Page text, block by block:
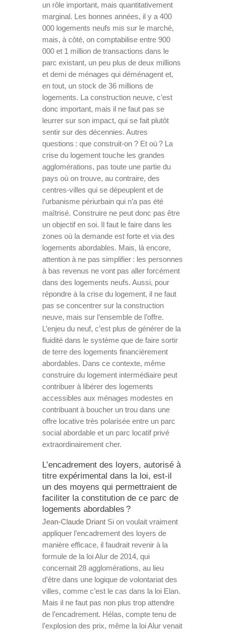
un rôle important, mais quantitativement
marginal. Les bonnes années, il y a 400
000 logements neufs mis sur le marché,
mais, à côté, on comptabilise entre 900
000 et 1 million de transactions dans le
parc existant, un peu plus de deux millions
et demi de ménages qui déménagent et,
en tout, un stock de 36 millions de
logements. La construction neuve, c’est
donc important, mais il ne faut pas se
leurrer sur son impact, qui se fait plutôt
sentir sur des décennies. Autres
questions : que construit-on ? Et où ? La
crise du logement touche les grandes
agglomérations, pas toute une partie du
pays où on trouve, au contraire, des
centres-villes qui se dépeuplent et de
l’urbanisme périurbain qui n’a pas été
maîtrisé. Construire ne peut donc pas être
un objectif en soi. Il faut le faire dans les
zones où la demande est forte et via des
logements abordables. Mais, là encore,
attention à ne pas simplifier : les personnes
à bas revenus ne vont pas aller forcément
dans des logements neufs. Aussi, pour
répondre à la crise du logement, il ne faut
pas se concentrer sur la construction
neuve, mais sur l’ensemble de l’offre.
L’enjeu du neuf, c’est plus de générer de la
fluidité dans le système que de faire sortir
de terre des logements financièrement
abordables. Dans ce contexte, même
construire du logement intermédiaire peut
contribuer à libérer des logements
accessibles aux ménages modestes en
contribuant à boucher un trou dans une
offre locative très polarisée entre un parc
social abordable et un parc locatif privé
extraordinairement cher.
L’encadrement des loyers, autorisé à
titre expérimental dans la loi, est-il
un des moyens qui permettraient de
faciliter la constitution de ce parc de
logements abordables ?
Jean-Claude Driant Si on voulait vraiment
appliquer l’encadrement des loyers de
manière efficace, il faudrait revenir à la
formule de la loi Alur de 2014, qui
concernait 28 agglomérations, au lieu
d’être dans une logique de volontariat des
villes, comme c’est le cas dans la loi Elan.
Mais il ne faut pas non plus trop attendre
de l’encadrement. Hélas, compte tenu de
l’explosion des prix, même la loi Alur venait